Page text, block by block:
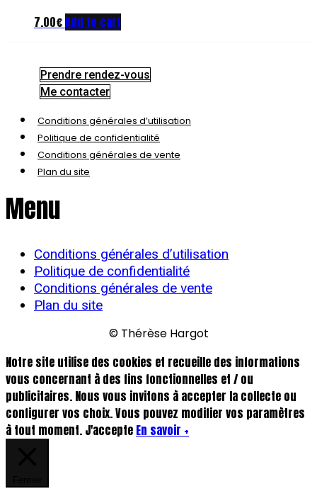
7.00€Add to cart
Prendre rendez-vous
Me contacter
Conditions générales d’utilisation
Politique de confidentialité
Conditions générales de vente
Plan du site
Menu
Conditions générales d’utilisation
Politique de confidentialité
Conditions générales de vente
Plan du site
© Thérèse Hargot
Notre site utilise des cookies et recueille des informations
vous concernant à des fins fonctionnelles et / ou
publicitaires. Nous vous invitons à accepter la collecte ou
configurer vos choix. Vous pouvez modifier vos paramètres
à tout moment. J'accepte En savoir +